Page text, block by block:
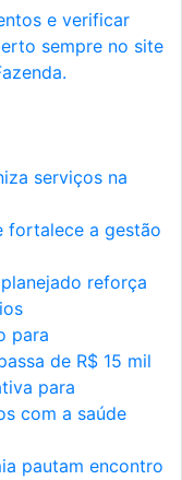
e verificar
sempre no site
serviços na
fortalece a gestão
reforça
para
de R$ 15 mil
para
com a saúde
pautam encontro